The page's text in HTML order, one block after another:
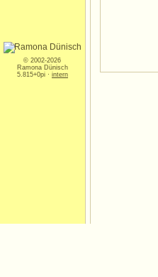
© 2002-2026
Ramona Dünisch
5.815+0pi · intern